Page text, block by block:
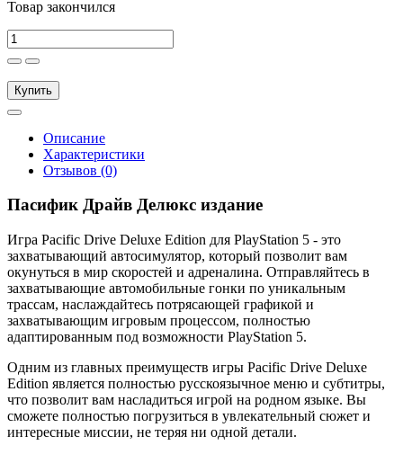
Товар закончился
Купить
Описание
Характеристики
Отзывов (0)
Пасифик Драйв Делюкс издание
Игра Pacific Drive Deluxe Edition для PlayStation 5 - это
захватывающий автосимулятор, который позволит вам
окунуться в мир скоростей и адреналина. Отправляйтесь в
захватывающие автомобильные гонки по уникальным
трассам, наслаждайтесь потрясающей графикой и
захватывающим игровым процессом, полностью
адаптированным под возможности PlayStation 5.
Одним из главных преимуществ игры Pacific Drive Deluxe
Edition является полностью русскоязычное меню и субтитры,
что позволит вам насладиться игрой на родном языке. Вы
сможете полностью погрузиться в увлекательный сюжет и
интересные миссии, не теряя ни одной детали.